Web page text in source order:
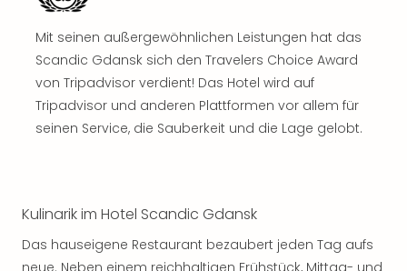
Mit seinen außergewöhnlichen Leistungen hat das
Scandic Gdansk sich den Travelers Choice Award
von Tripadvisor verdient! Das Hotel wird auf
Tripadvisor und anderen Plattformen vor allem für
seinen Service, die Sauberkeit und die Lage gelobt.
Kulinarik im Hotel Scandic Gdansk
Das hauseigene Restaurant bezaubert jeden Tag aufs
neue. Neben einem reichhaltigen Frühstück, Mittag- und